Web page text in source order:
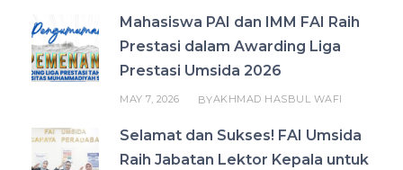
Mahasiswa PAI dan IMM FAI Raih
Prestasi dalam Awarding Liga
Prestasi Umsida 2026
MAY 7, 2026 BYAKHMAD HASBUL WAFI
Selamat dan Sukses! FAI Umsida
Raih Jabatan Lektor Kepala untuk